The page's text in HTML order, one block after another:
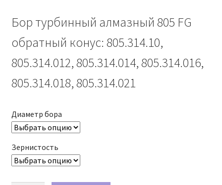
149,24 ₽
–
203,84 ₽
Бор турбинный алмазный 805 FG
обратный конус: 805.314.10,
805.314.012, 805.314.014, 805.314.016,
805.314.018, 805.314.021
Диаметр бора
Зернистость